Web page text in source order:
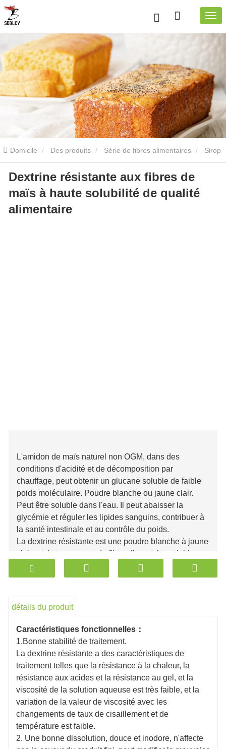
Domicile Des produits Série de fibres alimentaires Sirop
de dextrine résistant Sirop de dextrine résistant au maïs
Dextrine résistante aux fibres de maïs à haute solubilité de qualité
Dextrine résistante aux fibres de
maïs à haute solubilité de qualité
alimentaire
L'amidon de maïs naturel non OGM, dans des
conditions d'acidité et de décomposition par
chauffage, peut obtenir un glucane soluble de faible
poids moléculaire. Poudre blanche ou jaune clair.
Peut être soluble dans l'eau. Il peut abaisser la
glycémie et réguler les lipides sanguins, contribuer à
la santé intestinale et au contrôle du poids.
La dextrine résistante est une poudre blanche à jaune
clair, et c'est une sorte de fibre alimentaire soluble
dans l'eau qui est faite d'amidon de maïs naturel non
génétiquement modifié comme matière première,
de séparation et d'autres étapes . Sa faible teneur en
calories, une bonne solubilité, et une légère douceur
et odeur, restent stables dans des conditions de
température élevée, de pH variable, d'environnement
humide et de force de coupe élevée. Peut être utilisé
dans les aliments, les boissons, les capsules de
poudre et autres produits transformés. Un grand
nombre d'études ont montré que la dextrine résistante
est un produit naturel qui intègre diverses fonctions
telles que la régulation de la santé intestinale, la
prévention et le traitement des maladies
cardiovasculaires, le bénéfice des prébiotiques et
l'abaissement de la glycémie.
détails du produit
Caractéristiques fonctionnelles：
1.Bonne stabilité de traitement.
La dextrine résistante a des caractéristiques de
traitement telles que la résistance à la chaleur, la
résistance aux acides et la résistance au gel, et la
viscosité de la solution aqueuse est très faible, et la
variation de la valeur de viscosité avec les
changements de taux de cisaillement et de
température est faible.
2. Une bonne dissolution, douce et inodore, n'affecte